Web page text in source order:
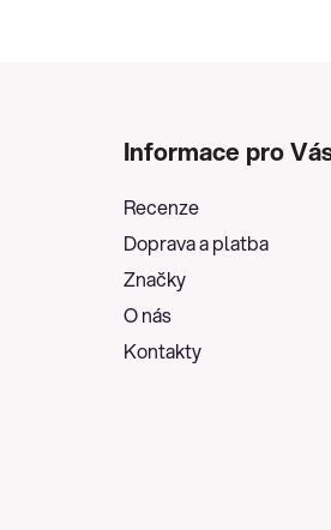
Informace pro
Recenze
Doprava a platba
Značky
O nás
Kontakty